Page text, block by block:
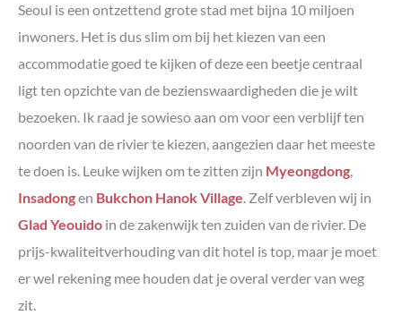
Seoul is een ontzettend grote stad met bijna 10 miljoen
inwoners. Het is dus slim om bij het kiezen van een
accommodatie goed te kijken of deze een beetje centraal
ligt ten opzichte van de bezienswaardigheden die je wilt
bezoeken. Ik raad je sowieso aan om voor een verblijf ten
noorden van de rivier te kiezen, aangezien daar het meeste
te doen is. Leuke wijken om te zitten zijn Myeongdong,
Insadongen Bukchon Hanok Village. Zelf verbleven wij in
Glad Yeouido in de zakenwijk ten zuiden van de rivier. De
prijs-kwaliteitverhouding van dit hotel is top, maar je moet
er wel rekening mee houden dat je overal verder van weg
zit.